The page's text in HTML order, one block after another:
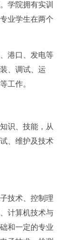
学院拥有实训
业学生在两个
港口、发电等
、调试、运
工作。
识、技能，从
、维护及技术
技术、控制理
计算机技术与
和一定的专业